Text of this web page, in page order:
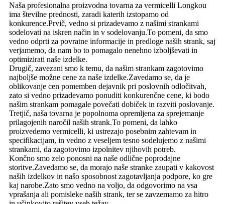
Naša profesionalna proizvodna tovarna za vermicelli Longkou
ima številne prednosti, zaradi katerih izstopamo od
konkurence.Prvič, vedno si prizadevamo z našimi strankami
sodelovati na iskren način in v sodelovanju.To pomeni, da smo
vedno odprti za povratne informacije in predloge naših strank, saj
verjamemo, da nam bo to pomagalo nenehno izboljševati in
optimizirati naše izdelke.
Drugič, zavezani smo k temu, da našim strankam zagotovimo
najboljše možne cene za naše izdelke.Zavedamo se, da je
oblikovanje cen pomemben dejavnik pri poslovnih odločitvah,
zato si vedno prizadevamo ponuditi konkurenčne cene, ki bodo
našim strankam pomagale povečati dobiček in razviti poslovanje.
Tretjič, naša tovarna je popolnoma opremljena za sprejemanje
prilagojenih naročil naših strank.To pomeni, da lahko
proizvedemo vermicelli, ki ustrezajo posebnim zahtevam in
specifikacijam, in vedno z veseljem tesno sodelujemo z našimi
strankami, da zagotovimo izpolnitev njihovih potreb.
Končno smo zelo ponosni na naše odlične poprodajne
storitve.Zavedamo se, da morajo naše stranke zaupati v kakovost
naših izdelkov in našo sposobnost zagotavljanja podpore, ko gre
kaj narobe.Zato smo vedno na voljo, da odgovorimo na vsa
vprašanja ali pomisleke naših strank, ter se zavzemamo za hitro